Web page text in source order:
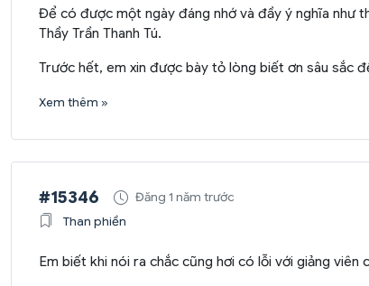
Để có được một ngày đáng nhớ và đầy ý nghĩa như
Thầy Trần Thanh Tú.
Trước hết, em xin được bày tỏ lòng biết ơn sâu sắc
Xem thêm »
#15346
Đăng 1 năm trước
Than phiền
Em biết khi nói ra chắc cũng hơi có lỗi với giảng